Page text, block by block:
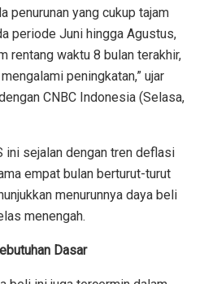
penurunan yang cukup tajam
periode Juni hingga Agustus,
rentang waktu 8 bulan terakhir,
peningkatan,” ujar
CNBC Indonesia (Selasa,
ini sejalan dengan tren deflasi
empat bulan berturut-turut
menurunnya daya beli
menengah.
Dasar